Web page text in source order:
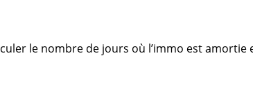
le nombre de jours où l’immo est amortie